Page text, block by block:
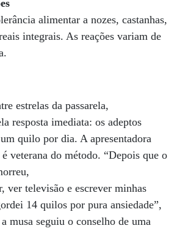
alimentar a nozes, castanhas,
integrais. As reações variam de
estrelas da passarela,
resposta imediata: os adeptos
quilo por dia. A apresentadora
veterana do método. “Depois que o
ver televisão e escrever minhas
14 quilos por pura ansiedade”,
musa seguiu o conselho de uma